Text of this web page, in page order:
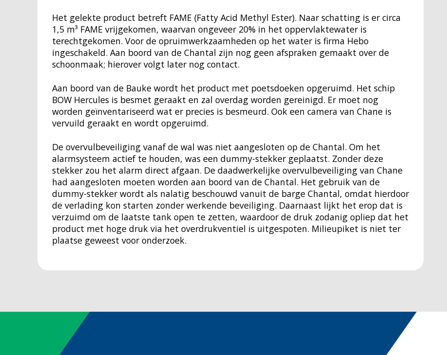
Het gelekte product betreft FAME (Fatty Acid Methyl Ester). Naar schatting is er circa
1,5 m³ FAME vrijgekomen, waarvan ongeveer 20% in het oppervlaktewater is
terechtgekomen. Voor de opruimwerkzaamheden op het water is firma Hebo
ingeschakeld. Aan boord van de Chantal zijn nog geen afspraken gemaakt over de
schoonmaak; hierover volgt later nog contact.
Aan boord van de Bauke wordt het product met poetsdoeken opgeruimd. Het schip
BOW Hercules is besmet geraakt en zal overdag worden gereinigd. Er moet nog
worden geïnventariseerd wat er precies is besmeurd. Ook een camera van Chane is
vervuild geraakt en wordt opgeruimd.
De overvulbeveiliging vanaf de wal was niet aangesloten op de Chantal. Om het
alarmsysteem actief te houden, was een dummy-stekker geplaatst. Zonder deze
stekker zou het alarm direct afgaan. De daadwerkelijke overvulbeveiliging van Chane
had aangesloten moeten worden aan boord van de Chantal. Het gebruik van de
dummy-stekker wordt als nalatig beschouwd vanuit de barge Chantal, omdat hierdoor
de verlading kon starten zonder werkende beveiliging. Daarnaast lijkt het erop dat is
verzuimd om de laatste tank open te zetten, waardoor de druk zodanig opliep dat het
product met hoge druk via het overdrukventiel is uitgespoten. Milieupiket is niet ter
plaatse geweest voor onderzoek.